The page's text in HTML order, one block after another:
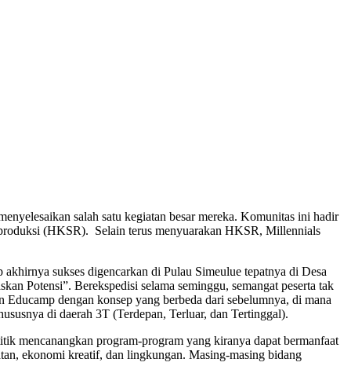
salah satu kegiatan besar mereka. Komunitas ini hadir
(HKSR). Selain terus menyuarakan HKSR, Millennials
sukses digencarkan di Pulau Simeulue tepatnya di Desa
Potensi”. Berekspedisi selama seminggu, semangat peserta tak
dengan konsep yang berbeda dari sebelumnya, di mana
di daerah 3T (Terdepan, Terluar, dan Tertinggal).
mencanangkan program-program yang kiranya dapat bermanfaat
ekonomi kreatif, dan lingkungan. Masing-masing bidang